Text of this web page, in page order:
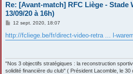
Re: [Avant-match] RFC Liège - Stade
13/09/20 à 16h)
M
s
s
12 sept. 2020, 18:07
http://fcliege.be/fr/direct-video-retra ... l-
"Nos 3 objectifs stratégiques : la reconstruction
solidité financière du club" ( Président Lacomble, le 30